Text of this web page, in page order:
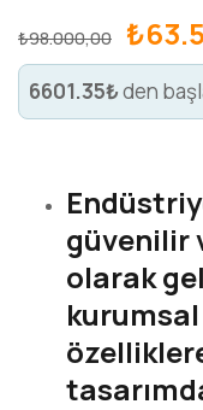
₺98.000,00 ₺
6601.35₺den
güvenilir
olarak